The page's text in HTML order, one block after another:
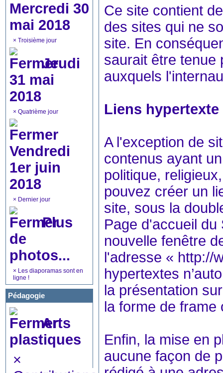
Mercredi 30
mai 2018
× Troisième jour
Jeudi
31 mai
2018
× Quatrième jour
Vendredi
1er juin
2018
× Dernier jour
Plus
de
photos...
× Les diaporamas sont en
ligne !
Pédagogie
Arts
plastiques
×
Ce site contient
des sites qui ne
site. En
saurait être tenue
auxquels
Liens
A l'exception de
contenus ayant
politique,
pouvez créer un
site, sous la
Page d'accueil du
nouvelle fenêtre
l'adresse « http://
hypertextes
la présentation
la forme de frame
Enfin, la mise en
aucune façon de